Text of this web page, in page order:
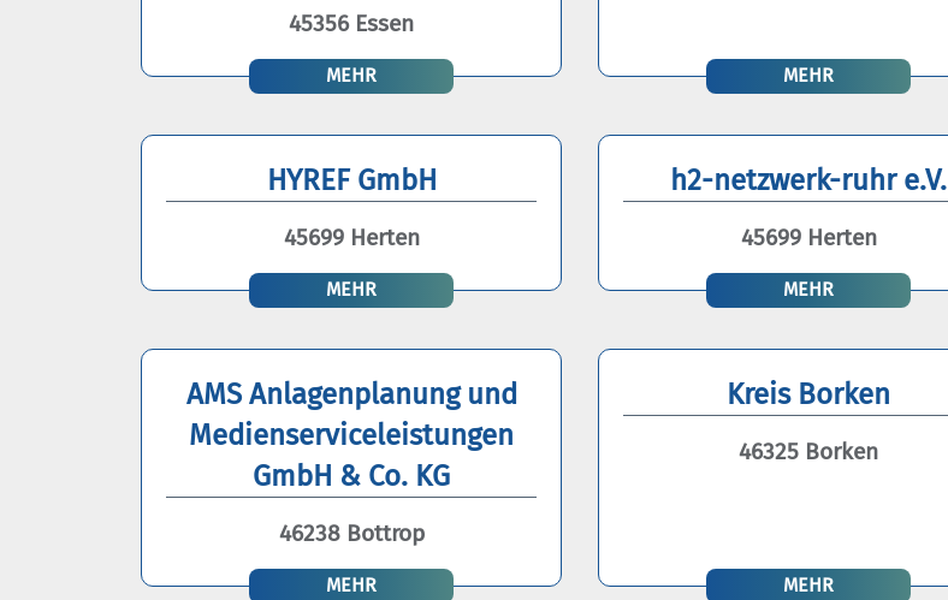
45356 Essen
MEHR MEHR
HYREF GmbH
45699 Herten
MEHR
h2-netzwerk-ruhr e.V.
45699 Herten
MEHR
AMS Anlagenplanung und
Medienserviceleistungen
GmbH & Co. KG
46238 Bottrop
MEHR
Kreis Borken
46325 Borken
MEHR